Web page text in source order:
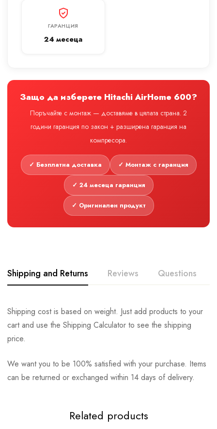
ГАРАНЦИЯ
24 месеца
Защо да изберете Hitachi AirHome 600?
Поръчайте с монтаж — доставяме в цялата страна. 2
години гаранция по закон + разширена гаранция на
компресора.
✓ Безплатна доставка ✓ Монтаж с гаранция
✓ 24 месеца гаранция
✓ Оригинален продукт
Shipping and Returns Reviews Questions
Shipping cost is based on weight. Just add products to your
cart and use the Shipping Calculator to see the shipping
price.
We want you to be 100% satisfied with your purchase. Items
can be returned or exchanged within 14 days of delivery.
Related products